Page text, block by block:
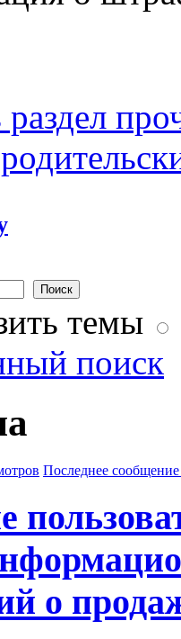
темы
поиск
Последнее сообщение
о